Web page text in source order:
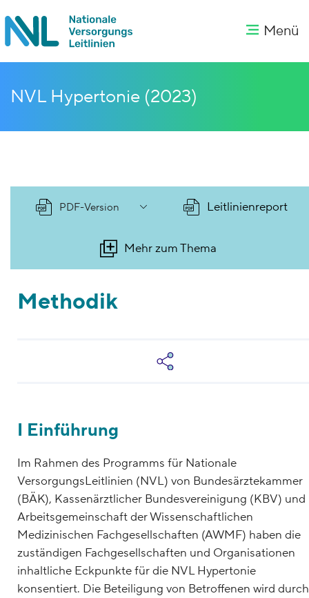
Menü
NVL Hypertonie (2023)
PDF-Version Leitlinienreport
Mehr zum Thema
Methodik
I Einführung
Im Rahmen des Programms für Nationale
VersorgungsLeitlinien (NVL) von Bundesärztekammer
(BÄK), Kassenärztlicher Bundesvereinigung (KBV) und
Arbeitsgemeinschaft der Wissenschaftlichen
Medizinischen Fachgesellschaften (AWMF) haben die
zuständigen Fachgesellschaften und Organisationen
inhaltliche Eckpunkte für die NVL Hypertonie
konsentiert. Die Beteiligung von Betroffenen wird durch